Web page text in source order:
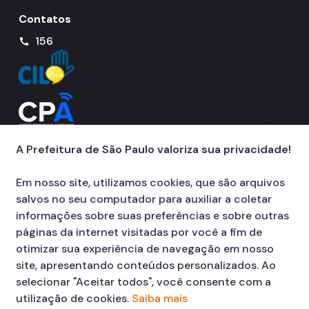
Notícias
Ouvidoria
Proteção de Dados e Privacidade
SAMU 192
Tecnologia da Informação e Comunicação
Vigilância em Saúde
Contatos
call 156
A Prefeitura de São Paulo valoriza sua privacidade!
Em nosso site, utilizamos cookies, que são arquivos
salvos no seu computador para auxiliar a coletar
informações sobre suas preferências e sobre outras
páginas da internet visitadas por você a fim de
otimizar sua experiência de navegação em nosso
site, apresentando conteúdos personalizados. Ao
selecionar "Aceitar todos", você consente com a
utilização de cookies. Saiba mais